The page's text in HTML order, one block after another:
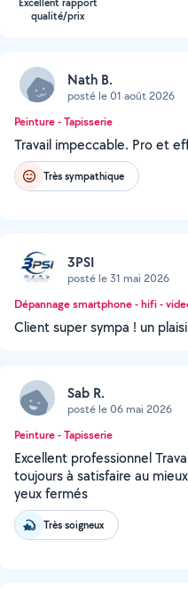
qualité/prix
Nath B.
posté le 01 août 2026
Peinture - Tapisserie
Travail impeccable. Pro et
Très sympathique
3PSI
posté le 31 mai 2026
Dépannage smartphone - hifi -
Client super sympa ! un
Sab R.
posté le 06 mai 2026
Peinture - Tapisserie
Excellent professionnel
toujours à satisfaire au
yeux fermés
Très soigneux